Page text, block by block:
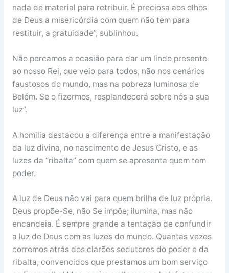
nada de material para retribuir. É preciosa aos olhos
de Deus a misericórdia com quem não tem para
restituir, a gratuidade”, sublinhou.
Não percamos a ocasião para dar um lindo presente
ao nosso Rei, que veio para todos, não nos cenários
faustosos do mundo, mas na pobreza luminosa de
Belém. Se o fizermos, resplandecerá sobre nós a sua
luz”.
A homilia destacou a diferença entre a manifestação
da luz divina, no nascimento de Jesus Cristo, e as
luzes da “ribalta” com quem se apresenta quem tem
poder.
A luz de Deus não vai para quem brilha de luz própria.
Deus propõe-Se, não Se impõe; ilumina, mas não
encandeia. É sempre grande a tentação de confundir
a luz de Deus com as luzes do mundo. Quantas vezes
corremos atrás dos clarões sedutores do poder e da
ribalta, convencidos que prestamos um bom serviço